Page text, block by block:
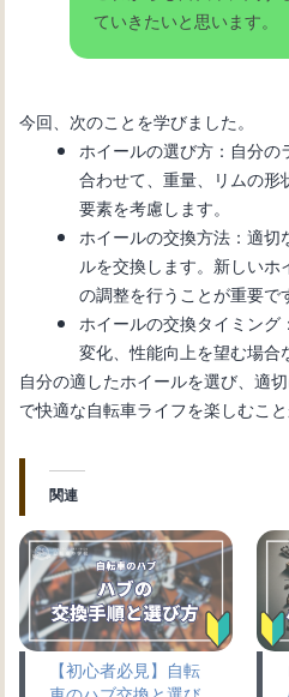
ていきたいと思います。
今回、次のことを学びました。
ホイールの選び方：自分の
合わせて、重量、リムの
要素を考慮します。
ホイールの交換方法：適
ルを交換します。新しい
の調整を行うことが重要で
ホイールの交換タイミン
変化、性能向上を望む場合
自分の適したホイールを選び、適
で快適な自転車ライフを楽しむこと
関連
【初心者必見】自転